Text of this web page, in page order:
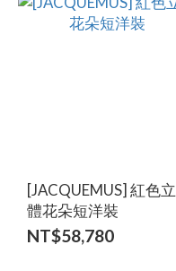
[JACQUEMUS] 紅色立
體花朵短洋裝
NT$58,780